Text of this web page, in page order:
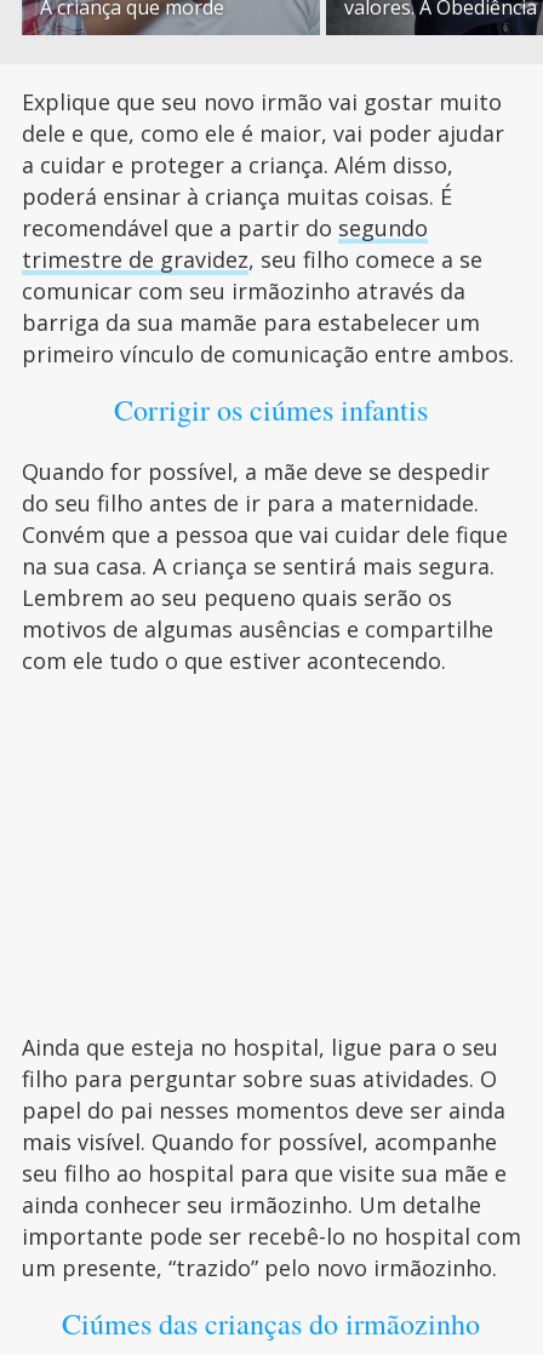
A criança que morde valores. A Obediência
Explique que seu novo irmão vai gostar muito
dele e que, como ele é maior, vai poder ajudar
a cuidar e proteger a criança. Além disso,
poderá ensinar à criança muitas coisas. É
recomendável que a partir do segundo
trimestre de gravidez, seu filho comece a se
comunicar com seu irmãozinho através da
barriga da sua mamãe para estabelecer um
primeiro vínculo de comunicação entre ambos.
Corrigir os ciúmes infantis
Quando for possível, a mãe deve se despedir
do seu filho antes de ir para a maternidade.
Convém que a pessoa que vai cuidar dele fique
na sua casa. A criança se sentirá mais segura.
Lembrem ao seu pequeno quais serão os
motivos de algumas ausências e compartilhe
com ele tudo o que estiver acontecendo.
Ainda que esteja no hospital, ligue para o seu
filho para perguntar sobre suas atividades. O
papel do pai nesses momentos deve ser ainda
mais visível. Quando for possível, acompanhe
seu filho ao hospital para que visite sua mãe e
ainda conhecer seu irmãozinho. Um detalhe
importante pode ser recebê-lo no hospital com
um presente, “trazido” pelo novo irmãozinho.
Ciúmes das crianças do irmãozinho